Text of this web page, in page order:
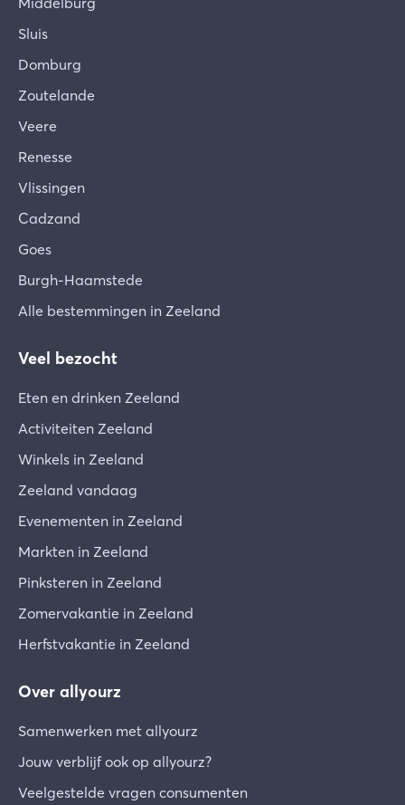
Sluis
Domburg
Zoutelande
Veere
Renesse
Vlissingen
Cadzand
Goes
Burgh-Haamstede
Alle bestemmingen in Zeeland
Veel bezocht
Eten en drinken Zeeland
Activiteiten Zeeland
Winkels in Zeeland
Zeeland vandaag
Evenementen in Zeeland
Markten in Zeeland
Pinksteren in Zeeland
Zomervakantie in Zeeland
Herfstvakantie in Zeeland
Over allyourz
Samenwerken met allyourz
Jouw verblijf ook op allyourz?
Veelgestelde vragen consumenten